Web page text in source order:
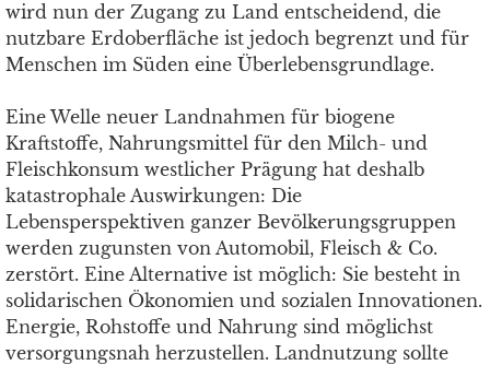
wird nun der Zugang zu Land entscheidend, die
nutzbare Erdoberfläche ist jedoch begrenzt und für
Menschen im Süden eine Überlebensgrundlage.
Eine Welle neuer Landnahmen für biogene
Kraftstoffe, Nahrungsmittel für den Milch- und
Fleischkonsum westlicher Prägung hat deshalb
katastrophale Auswirkungen: Die
Lebensperspektiven ganzer Bevölkerungsgruppen
werden zugunsten von Automobil, Fleisch & Co.
zerstört. Eine Alternative ist möglich: Sie besteht in
solidarischen Ökonomien und sozialen Innovationen.
Energie, Rohstoffe und Nahrung sind möglichst
versorgungsnah herzustellen. Landnutzung sollte